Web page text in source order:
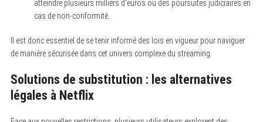
atteindre plusieurs milliers d’euros ou des poursuites judiciaires en
cas de non-conformité.
Il est donc essentiel de se tenir informé des lois en vigueur pour naviguer
de manière sécurisée dans cet univers complexe du streaming.
Solutions de substitution : les alternatives
légales à Netflix